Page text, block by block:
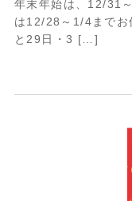
年末年始は、12/31
は12/28～1/4まで
と29日・3 […]